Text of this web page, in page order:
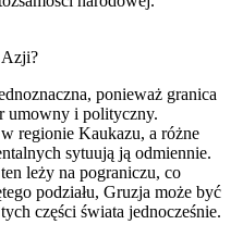
ponieważ granica
umowny i polityczny.
regionie Kaukazu, a różne
sytuują ją odmiennie.
leży na pograniczu, co
podziału, Gruzja może być
części świata jednocześnie.